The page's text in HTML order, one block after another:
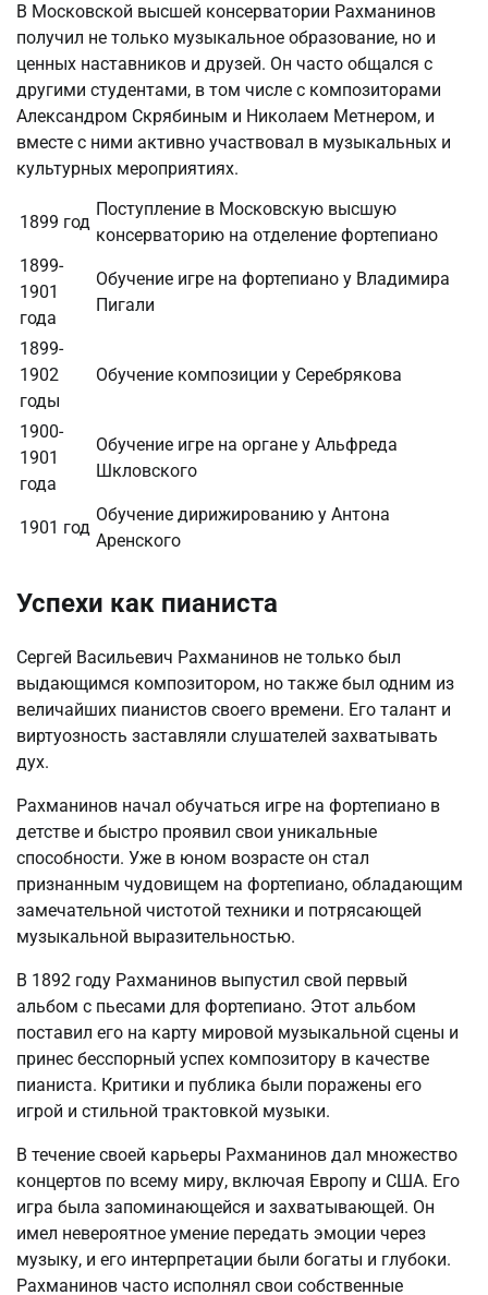
В Московской высшей консерватории Рахманинов
получил не только музыкальное образование, но и
ценных наставников и друзей. Он часто общался с
другими студентами, в том числе с композиторами
Александром Скрябиным и Николаем Метнером, и
вместе с ними активно участвовал в музыкальных и
культурных мероприятиях.
1899 год
Поступление в Московскую высшую
консерваторию на отделение фортепиано
1899-
1901
года
Обучение игре на фортепиано у Владимира
Пигали
1899-
1902
годы
Обучение композиции у Серебрякова
1900-
1901
года
Обучение игре на органе у Альфреда
Шкловского
1901 год
Обучение дирижированию у Антона
Аренского
Успехи как пианиста
Сергей Васильевич Рахманинов не только был
выдающимся композитором, но также был одним из
величайших пианистов своего времени. Его талант и
виртуозность заставляли слушателей захватывать
дух.
Рахманинов начал обучаться игре на фортепиано в
детстве и быстро проявил свои уникальные
способности. Уже в юном возрасте он стал
признанным чудовищем на фортепиано, обладающим
замечательной чистотой техники и потрясающей
музыкальной выразительностью.
В 1892 году Рахманинов выпустил свой первый
альбом с пьесами для фортепиано. Этот альбом
поставил его на карту мировой музыкальной сцены и
принес бесспорный успех композитору в качестве
пианиста. Критики и публика были поражены его
игрой и стильной трактовкой музыки.
В течение своей карьеры Рахманинов дал множество
концертов по всему миру, включая Европу и США. Его
игра была запоминающейся и захватывающей. Он
имел невероятное умение передать эмоции через
музыку, и его интерпретации были богаты и глубоки.
Рахманинов часто исполнял свои собственные